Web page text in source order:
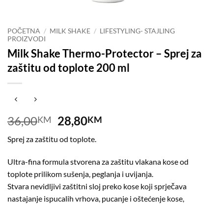
POČETNA / MILK SHAKE / LIFESTYLING- STAJLING
PROIZVODI
Milk Shake Thermo-Protector – Sprej za
zaštitu od toplote 200 ml
36,00KM
Original
price
was:
36,00KM.
28,80KM
28,80KM.
Sprej za zaštitu od toplote.
Ultra-fina formula stvorena za zaštitu vlakana kose od
toplote prilikom sušenja, peglanja i uvijanja.
Stvara nevidljivi zaštitni sloj preko kose koji sprječava
nastajanje ispucalih vrhova, pucanje i oštećenje kose,